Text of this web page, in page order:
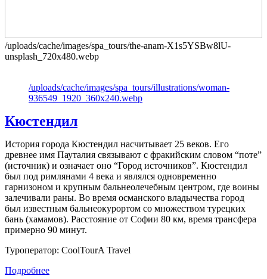
/uploads/cache/images/spa_tours/the-anam-X1s5YSBw8lU-
unsplash_720x480.webp
/uploads/cache/images/spa_tours/illustrations/woman-
936549_1920_360x240.webp
Кюстендил
История города Кюстендил насчитывает 25 веков. Его
древнее имя Пауталия связывают с фракийским словом “поте”
(источник) и означает оно “Город источников”. Кюстендил
был под римлянами 4 века и являлся одновременно
гарнизоном и крупным бальнеолечебным центром, где воины
залечивали раны. Во время османского владычества город
был известным бальнеокурортом со множеством турецких
бань (хамамов). Расстояние от Софии 80 км, время трансфера
примерно 90 минут.
Туроператор: CoolTourA Travel
Подробнее